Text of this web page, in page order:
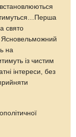
свято
Ясновельможний
на
із чистим
інтереси, без